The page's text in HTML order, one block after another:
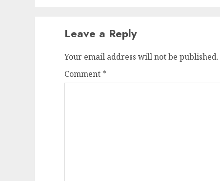
Leave a Reply
Your email address will not be published.
Comment *